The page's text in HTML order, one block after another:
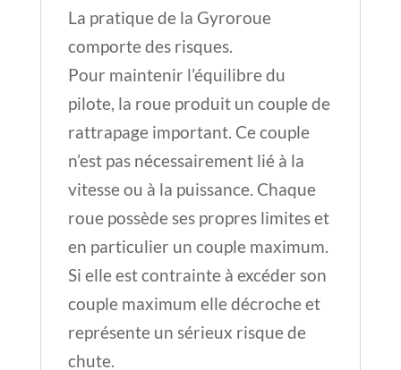
La pratique de la Gyroroue
comporte des risques.
Pour maintenir l’équilibre du
pilote, la roue produit un couple de
rattrapage important. Ce couple
n’est pas nécessairement lié à la
vitesse ou à la puissance. Chaque
roue possède ses propres limites et
en particulier un couple maximum.
Si elle est contrainte à excéder son
couple maximum elle décroche et
représente un sérieux risque de
chute.